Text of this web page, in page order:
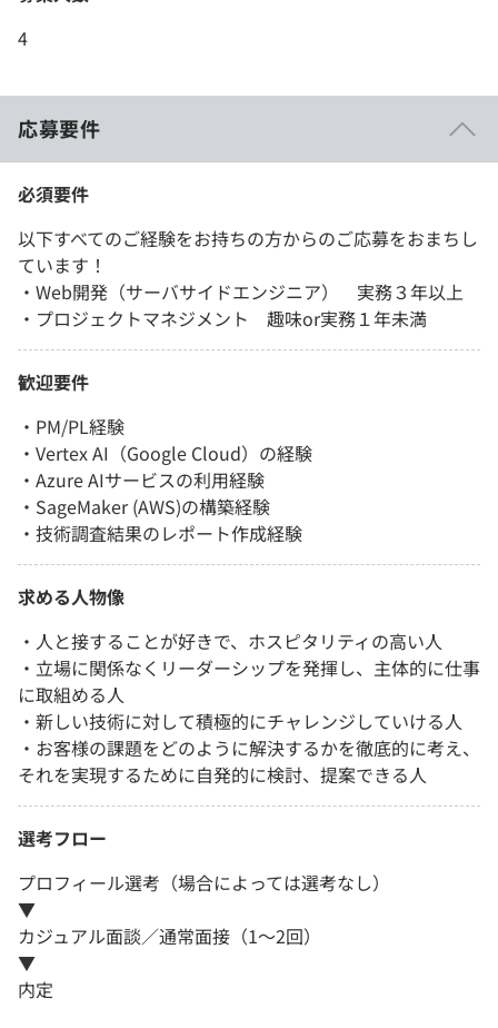
4
応募要件
必須要件
以下すべてのご経験をお持ちの方からのご応募をおまちし
ています！
・Web開発（サーバサイドエンジニア） 実務３年以上
・プロジェクトマネジメント 趣味or実務１年未満
歓迎要件
・PM/PL経験
・Vertex AI（Google Cloud）の経験
・Azure AIサービスの利用経験
・SageMaker (AWS)の構築経験
・技術調査結果のレポート作成経験
求める人物像
・人と接することが好きで、ホスピタリティの高い人
・立場に関係なくリーダーシップを発揮し、主体的に仕事
に取組める人
・新しい技術に対して積極的にチャレンジしていける人
・お客様の課題をどのように解決するかを徹底的に考え、
それを実現するために自発的に検討、提案できる人
選考フロー
プロフィール選考（場合によっては選考なし）
▼
カジュアル面談／通常面接（1～2回）
▼
内定